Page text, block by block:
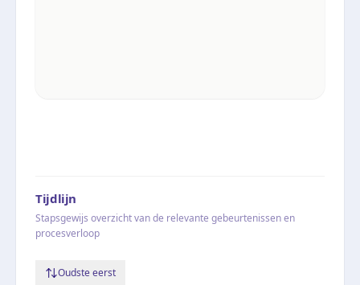
Tijdlijn
Stapsgewijs overzicht van de relevante gebeurtenissen en
procesverloop
Oudste eerst